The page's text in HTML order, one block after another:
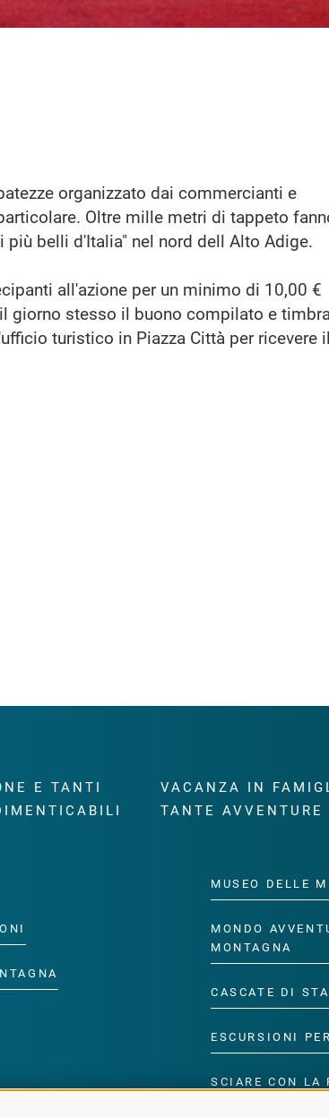
organizzato dai commercianti e
Oltre mille metri di tappeto
più belli d'Italia" nel nord dell Alto Adige.
all'azione per un minimo di 10,00 €
giorno stesso il buono compilato e
turistico in Piazza Città per ricevere
E TANTI
VACANZA IN
TANTE AVVENTURE
MUSEO DELLE
MONDO
MONTAGNA
CASCATE DI
ESCURSIONI
SCIARE CON LA